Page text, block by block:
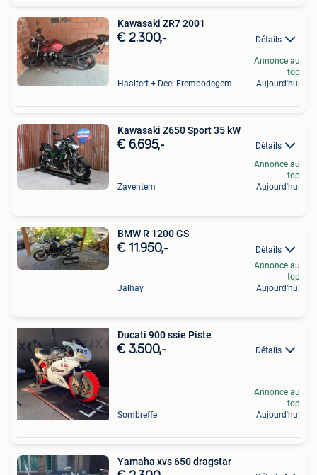
Kawasaki ZR7 2001
€ 2.300,- Détails
Haaltert + Deel Erembodegem
Annonce au
top
Aujourd'hui
Kawasaki Z650 Sport 35 kW
€ 6.695,- Détails
Zaventem
Annonce au
top
Aujourd'hui
BMW R 1200 GS
€ 11.950,- Détails
Jalhay
Annonce au
top
Aujourd'hui
Ducati 900 ssie Piste
€ 3.500,- Détails
Sombreffe
Annonce au
top
Aujourd'hui
Yamaha xvs 650 dragstar